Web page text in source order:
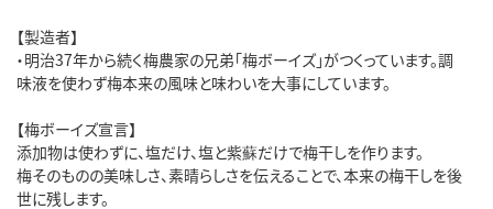
【製造者】
・明治37年から続く梅農家の兄弟「梅ボーイズ」がつくっています。調
味液を使わず梅本来の風味と味わいを大事にしています。
【梅ボーイズ宣言】
添加物は使わずに、塩だけ、塩と紫蘇だけで梅干しを作ります。
梅そのものの美味しさ、素晴らしさを伝えることで、本来の梅干しを後
世に残します。